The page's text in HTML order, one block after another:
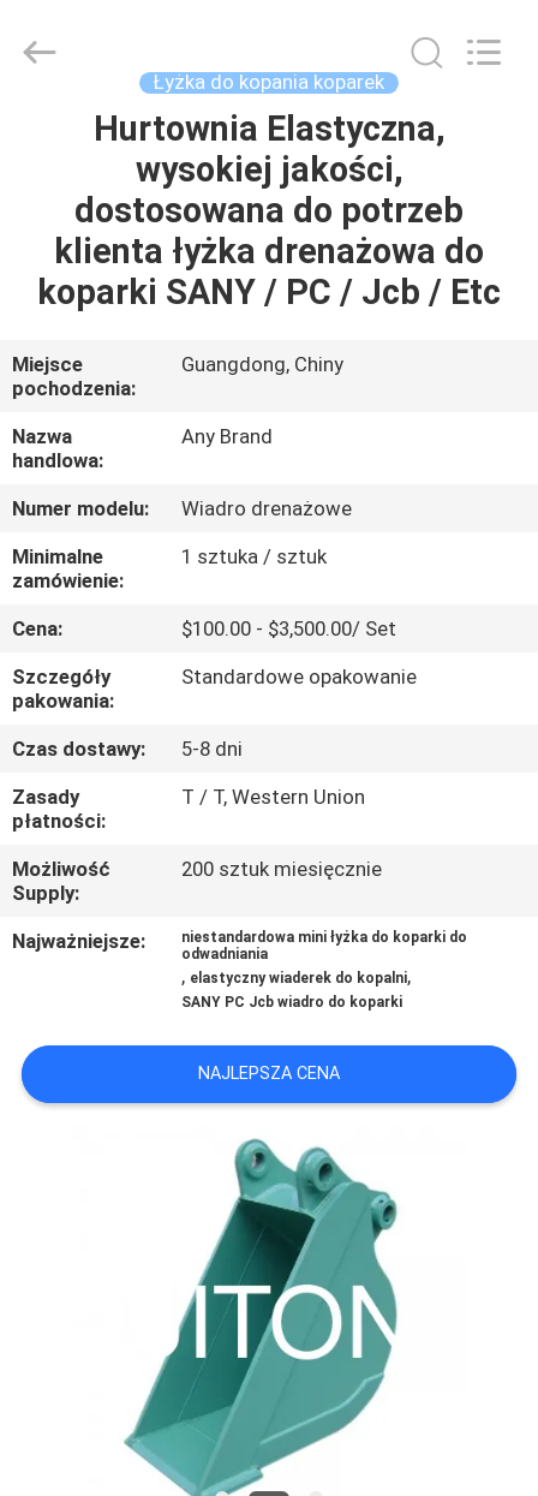
PRODUKTY
POKAZ
VR
O
NAS
WYCIECZKA
PO
FABRYCE
KONTROLA
JAKOŚCI
NOWOŚCI
POPROŚ
O
MAPA
STRONY
PRYWATNOŚCI
Łyżka do kopania koparek
Hurtownia Elastyczna,
wysokiej jakości,
dostosowana do potrzeb
klienta łyżka drenażowa do
koparki SANY / PC / Jcb / Etc
Miejsce
pochodzenia:
Guangdong, Chiny
Nazwa
handlowa:
Any Brand
Numer modelu:
Wiadro drenażowe
Minimalne
zamówienie:
1 sztuka / sztuk
Cena:
$100.00 - $3,500.00/ Set
Szczegóły
pakowania:
Standardowe opakowanie
Czas dostawy:
5-8 dni
Zasady
płatności:
T / T, Western Union
Możliwość
Supply:
200 sztuk miesięcznie
Najważniejsze:
niestandardowa mini łyżka do koparki do
odwadniania
, elastyczny wiaderek do kopalni,
SANY PC Jcb wiadro do koparki
NAJLEPSZA CENA